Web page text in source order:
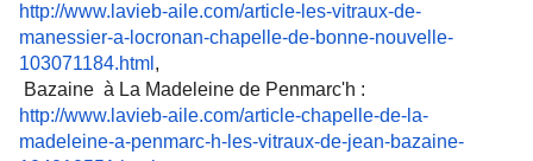
http://www.lavieb-aile.com/article-les-vitraux-de-
manessier-a-locronan-chapelle-de-bonne-nouvelle-
103071184.html ,
Bazaine à La Madeleine de Penmarc'h :
http://www.lavieb-aile.com/article-chapelle-de-la-
madeleine-a-penmarc-h-les-vitraux-de-jean-bazaine-